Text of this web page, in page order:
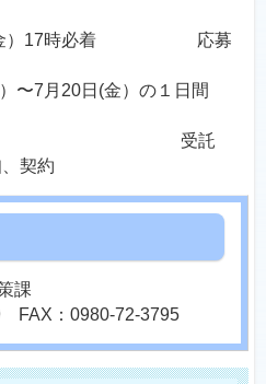
（金）17時必着 応募
〜7月20日(金）の１日間
下旬 受託
契約
課
FAX：0980-72-3795